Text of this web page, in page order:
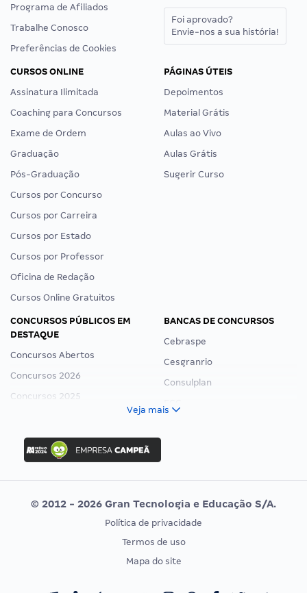
Programa de Afiliados
Trabalhe Conosco
Preferências de Cookies
Foi aprovado?
Envie-nos a sua história!
CURSOS ONLINE
Assinatura Ilimitada
Coaching para Concursos
Exame de Ordem
Graduação
Pós-Graduação
Cursos por Concurso
Cursos por Carreira
Cursos por Estado
Cursos por Professor
Oficina de Redação
Cursos Online Gratuitos
PÁGINAS ÚTEIS
Depoimentos
Material Grátis
Aulas ao Vivo
Aulas Grátis
Sugerir Curso
CONCURSOS PÚBLICOS EM
DESTAQUE
Concursos Abertos
Concursos 2026
Concursos 2025
Concurso Ibama
Concurso MPU
Editais publicados
BANCAS DE CONCURSOS
Cebraspe
Cesgranrio
Consulplan
Vunesp
CONCURSOS POR PROFISSÃO
Concursos Fiscais
EXAME DE ORDEM
Calendário OAB
Veja mais
© 2012 - 2026 Gran Tecnologia e Educação S/A.
Política de privacidade
Termos de uso
Mapa do site